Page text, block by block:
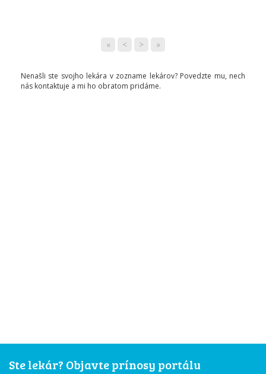
« < > »
Nenašli ste svojho lekára v zozname lekárov? Povedzte mu, nech
nás kontaktuje a mi ho obratom pridáme.
Ste lekár? Objavte prínosy portálu